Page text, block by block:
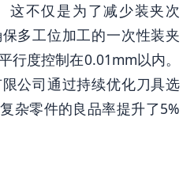
这不仅是为了减少装夹次
多工位加工的一次性装夹
行度控制在0.01mm以内。
公司通过持续优化刀具选
杂零件的良品率提升了5%